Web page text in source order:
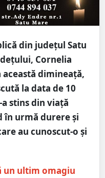
din județul Satu
Cornelia
dimineață,
la data de 10
stins din viață
în urmă durere și
au cunoscut-o și
un ultim omagiu